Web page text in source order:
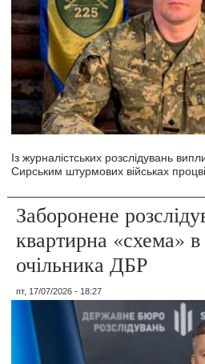
Із журналістських розслідувань
Сирським штурмових військах
Заборонене
квартирна «схема» в
очільника ДБР
пт, 17/07/2026 - 18:27